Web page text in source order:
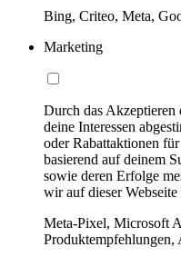
Bing, Criteo, Meta,
Marketing
Durch das
deine Interessen
oder Rabattaktionen
basierend auf deinem
sowie deren Erfolge
wir auf dieser
Meta-Pixel, Microsoft
Produktempfehlungen,